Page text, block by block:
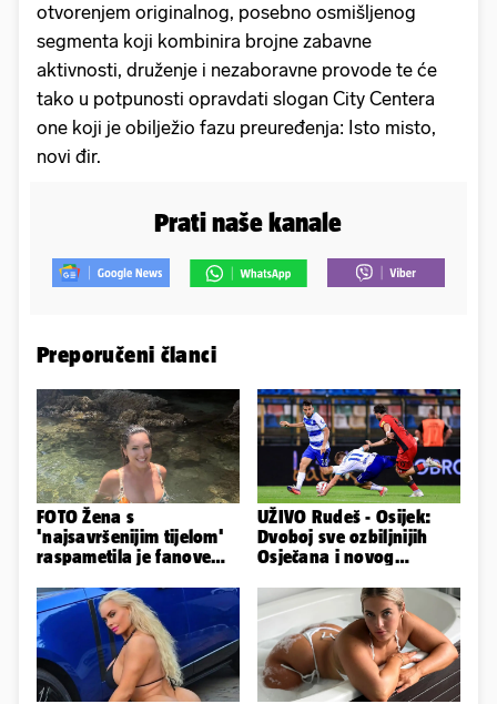
otvorenjem originalnog, posebno osmišljenog
segmenta koji kombinira brojne zabavne
aktivnosti, druženje i nezaboravne provode te će
tako u potpunosti opravdati slogan City Centera
one koji je obilježio fazu preuređenja: Isto misto,
novi đir.
Prati naše kanale
Preporučeni članci
FOTO Žena s
'najsavršenijim tijelom'
raspametila je fanove
plićaka
UŽIVO Rudeš - Osijek:
Dvoboj sve ozbiljnijih
Osječana i novog
Gorici